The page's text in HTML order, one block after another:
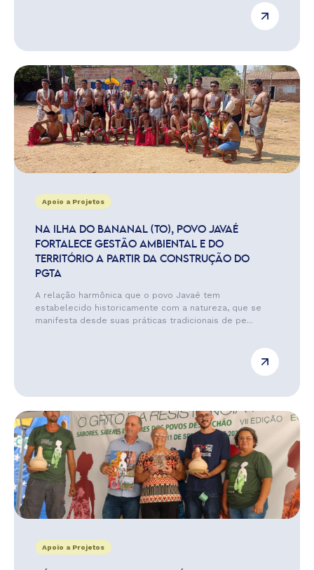
Apoio a Projetos
NA ILHA DO BANANAL (TO), POVO JAVAÉ
FORTALECE GESTÃO AMBIENTAL E DO
TERRITÓRIO A PARTIR DA CONSTRUÇÃO DO
PGTA
A relação harmônica que o povo Javaé tem
estabelecido historicamente com a natureza, que se
manifesta desde suas práticas tradicionais de pe...
Apoio a Projetos